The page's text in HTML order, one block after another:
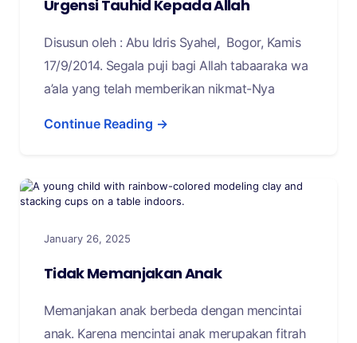
Urgensi Tauhid Kepada Allah
Disusun oleh : Abu Idris Syahel, Bogor, Kamis
17/9/2014. Segala puji bagi Allah tabaaraka wa
a’ala yang telah memberikan nikmat-Nya
Continue Reading →
January 26, 2025
Tidak Memanjakan Anak
Memanjakan anak berbeda dengan mencintai
anak. Karena mencintai anak merupakan fitrah